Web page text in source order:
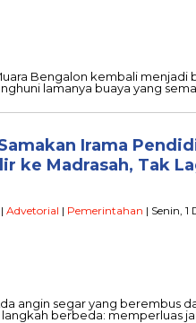
Bengalon kembali menjadi
lamanya buaya yang
Irama
ke Madrasah, Tak
| Advetorial | Pemerintahan | Senin,
angin segar yang berembus
berbeda: memperluas